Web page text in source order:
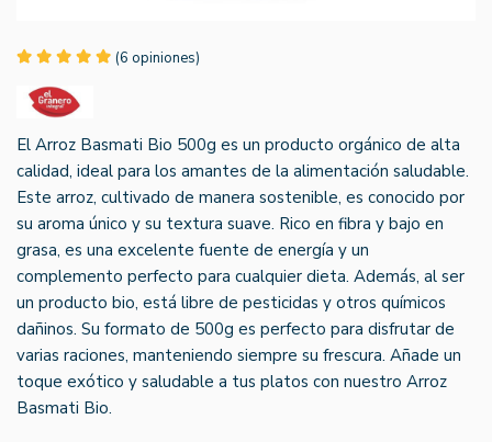
(6 opiniones)
El Arroz Basmati Bio 500g es un producto orgánico de alta
calidad, ideal para los amantes de la alimentación saludable.
Este arroz, cultivado de manera sostenible, es conocido por
su aroma único y su textura suave. Rico en fibra y bajo en
grasa, es una excelente fuente de energía y un
complemento perfecto para cualquier dieta. Además, al ser
un producto bio, está libre de pesticidas y otros químicos
dañinos. Su formato de 500g es perfecto para disfrutar de
varias raciones, manteniendo siempre su frescura. Añade un
toque exótico y saludable a tus platos con nuestro Arroz
Basmati Bio.